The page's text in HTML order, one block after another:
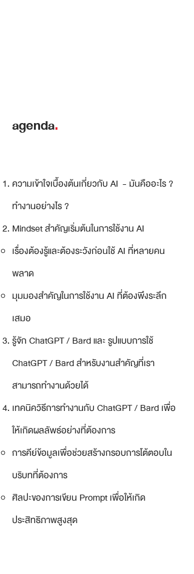
agenda.
ความเข้าใจเบื้องต้นเกี่ยวกับ AI - มันคืออะไร ?
ทำงานอย่างไร ?
Mindset สำคัญเริ่มต้นในการใช้งาน AI
เรื่องต้องรู้และต้องระวังก่อนใช้ AI ที่หลายคน
พลาด​
มุมมองสำคัญในการใช้งาน AI ที่ต้องพึงระลึก
เสมอ
รู้จัก ChatGPT / Bard และ รูปแบบการใช้
ChatGPT / Bard สำหรับงานสำคัญที่เรา
สามารถทำงานด้วยได้
เทคนิควิธีการทำงานกับ ChatGPT / Bard เพื่อ
ให้เกิดผลลัพธ์อย่างที่ต้องการ​
การคีย์ข้อมูลเพื่อช่วยสร้างกรอบการโต้ตอบใน
บริบทที่ต้องการ​
ศิลปะของการเขียน Prompt เพื่อให้เกิด
ประสิทธิภาพสูงสุด